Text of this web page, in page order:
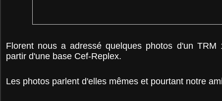
Florent nous a adressé quelques photos d'un TRM
partir d'une base Cef-Replex.
Les photos parlent d'elles mêmes et pourtant notre